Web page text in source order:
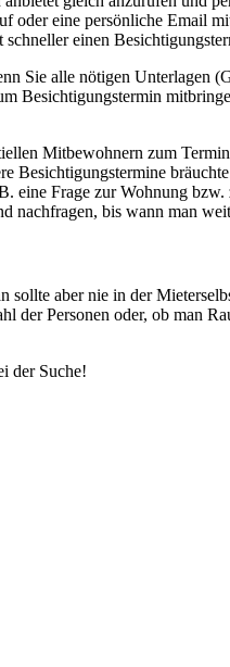
eine persönliche Email
einen
Sie alle nötigen Unterlagen
Besichtigungstermin
Mitbewohnern zum
Besichtigungstermine
Frage zur Wohnung
nachfragen, bis wann man
aber nie in der
der Personen oder, ob man
der Suche!